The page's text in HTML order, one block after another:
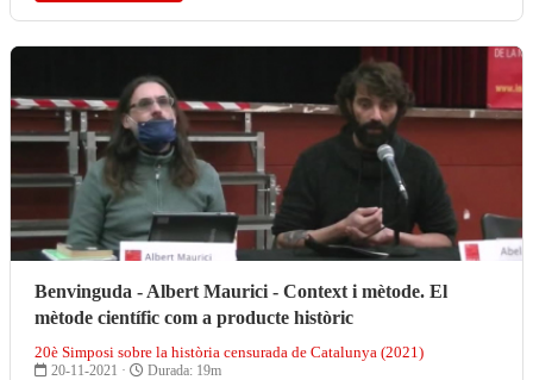
Benvinguda - Albert Maurici - Context i mètode. El
mètode científic com a producte històric
20è Simposi sobre la història censurada de Catalunya (2021)
20-11-2021 · Durada: 19m